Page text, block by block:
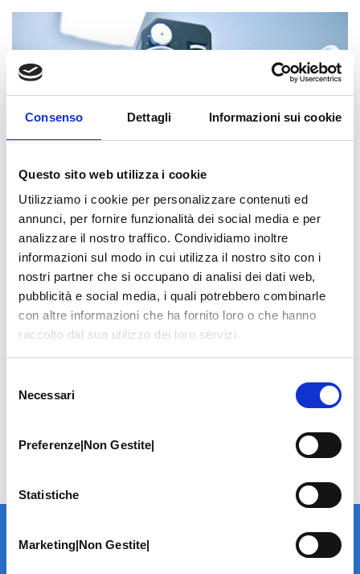
Consenso Dettagli Informazioni sui cookie
Questo sito web utilizza i cookie
Utilizziamo i cookie per personalizzare contenuti ed
annunci, per fornire funzionalità dei social media e per
analizzare il nostro traffico. Condividiamo inoltre
informazioni sul modo in cui utilizza il nostro sito con i
nostri partner che si occupano di analisi dei dati web,
pubblicità e social media, i quali potrebbero combinarle
con altre informazioni che ha fornito loro o che hanno
raccolto dal suo utilizzo dei loro servizi.
delNecessari
Preferenze|Non Gestite|
Statistiche
Marketing|Non Gestite|